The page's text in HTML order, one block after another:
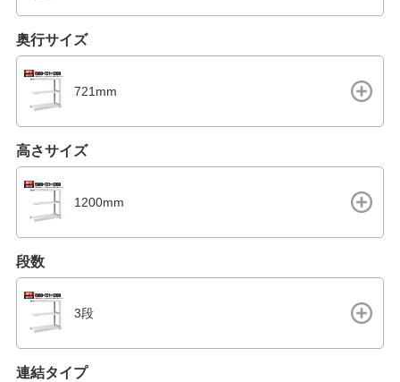
奥行サイズ
721mm
高さサイズ
1200mm
段数
3段
連結タイプ